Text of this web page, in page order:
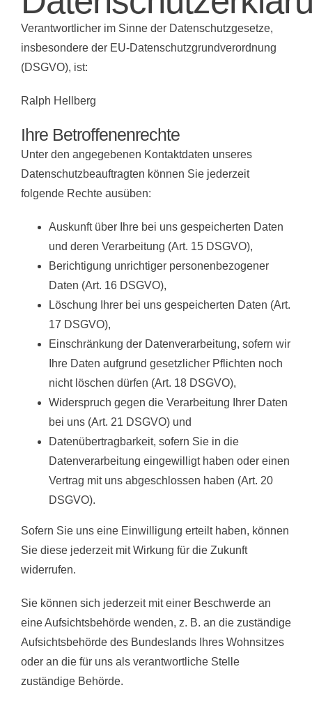
ERDARBEITEN (PRIVATGRUND)
Verantwortlicher im Sinne der Datenschutzgesetze,
insbesondere der EU-Datenschutzgrundverordnung
(DSGVO), ist:
Ralph Hellberg
Ihre Betroffenenrechte
Unter den angegebenen Kontaktdaten unseres
Datenschutzbeauftragten können Sie jederzeit
folgende Rechte ausüben:
Auskunft über Ihre bei uns gespeicherten Daten
und deren Verarbeitung (Art. 15 DSGVO),
Berichtigung unrichtiger personenbezogener
Daten (Art. 16 DSGVO),
Löschung Ihrer bei uns gespeicherten Daten (Art.
17 DSGVO),
Einschränkung der Datenverarbeitung, sofern wir
Ihre Daten aufgrund gesetzlicher Pflichten noch
nicht löschen dürfen (Art. 18 DSGVO),
Widerspruch gegen die Verarbeitung Ihrer Daten
bei uns (Art. 21 DSGVO) und
Datenübertragbarkeit, sofern Sie in die
Datenverarbeitung eingewilligt haben oder einen
Vertrag mit uns abgeschlossen haben (Art. 20
DSGVO).
Sofern Sie uns eine Einwilligung erteilt haben, können
Sie diese jederzeit mit Wirkung für die Zukunft
widerrufen.
Sie können sich jederzeit mit einer Beschwerde an
eine Aufsichtsbehörde wenden, z. B. an die zuständige
Aufsichtsbehörde des Bundeslands Ihres Wohnsitzes
oder an die für uns als verantwortliche Stelle
zuständige Behörde.